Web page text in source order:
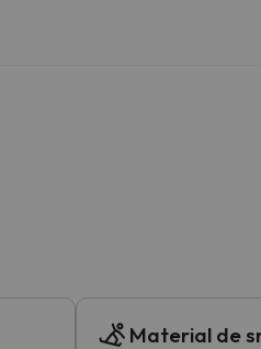
modificar la destinació.
brúixola torna.
Material de